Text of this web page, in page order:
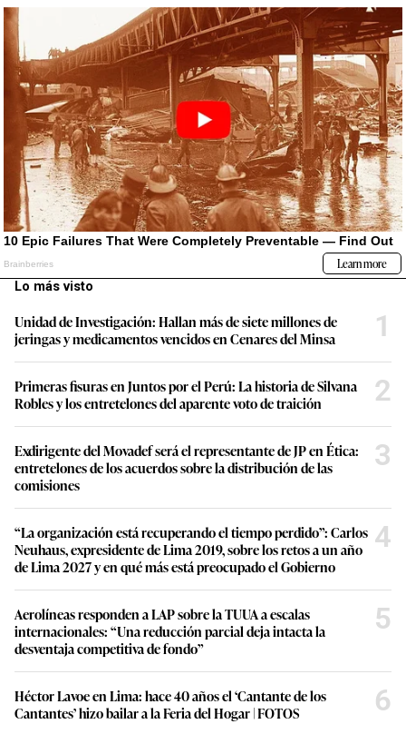
Lo más visto
Unidad de Investigación: Hallan más de siete millones de
jeringas y medicamentos vencidos en Cenares del Minsa
1
Primeras fisuras en Juntos por el Perú: La historia de Silvana
Robles y los entretelones del aparente voto de traición
2
Exdirigente del Movadef será el representante de JP en Ética:
entretelones de los acuerdos sobre la distribución de las
comisiones
3
“La organización está recuperando el tiempo perdido”: Carlos
Neuhaus, expresidente de Lima 2019, sobre los retos a un año
de Lima 2027 y en qué más está preocupado el Gobierno
4
Aerolíneas responden a LAP sobre la TUUA a escalas
internacionales: “Una reducción parcial deja intacta la
desventaja competitiva de fondo”
5
Héctor Lavoe en Lima: hace 40 años el ‘Cantante de los
Cantantes’ hizo bailar a la Feria del Hogar | FOTOS
6